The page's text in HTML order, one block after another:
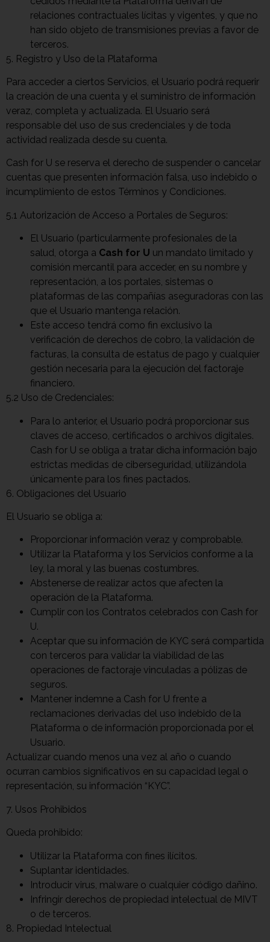
relaciones contractuales lícitas y vigentes, y que no
han sido objeto de transmisiones previas a favor de
terceros.
5. Registro y Uso de la Plataforma
Para acceder a ciertos Servicios, el Usuario podrá requerir
la creación de una cuenta y el suministro de información
veraz, completa y actualizada. El Usuario será
responsable del uso de sus credenciales y de toda
actividad realizada desde su cuenta.
Cash for U se reserva el derecho de suspender o cancelar
cuentas que presenten información falsa, uso indebido o
incumplimiento de estos Términos y Condiciones.
5.1 Autorización de Acceso a Portales de Seguros:
El Usuario (particularmente profesionales de la
salud, otorga a Cash for U un mandato limitado y
comisión mercantil para acceder, en su nombre y
representación, a los portales, sistemas o
plataformas de las compañías aseguradoras con las
que el Usuario mantenga relación.
Este acceso tendrá como fin exclusivo la
verificación de derechos de cobro, la validación de
facturas, la consulta de estatus de pago y cualquier
gestión necesaria para la ejecución del factoraje
financiero.
5.2 Uso de Credenciales:
Para lo anterior, el Usuario podrá proporcionar sus
claves de acceso, certificados o archivos digitales.
Cash for U se obliga a tratar dicha información bajo
estrictas medidas de ciberseguridad, utilizándola
únicamente para los fines pactados.
6. Obligaciones del Usuario
El Usuario se obliga a:
Proporcionar información veraz y comprobable.
Utilizar la Plataforma y los Servicios conforme a la
ley, la moral y las buenas costumbres.
Abstenerse de realizar actos que afecten la
operación de la Plataforma.
Cumplir con los Contratos celebrados con Cash for
U.
Aceptar que su información de KYC será compartida
con terceros para validar la viabilidad de las
operaciones de factoraje vinculadas a pólizas de
seguros.
Mantener indemne a Cash for U frente a
reclamaciones derivadas del uso indebido de la
Plataforma o de información proporcionada por el
Usuario.
Actualizar cuando menos una vez al año o cuando
ocurran cambios significativos en su capacidad legal o
representación, su información “KYC”.
7. Usos Prohibidos
Queda prohibido:
Utilizar la Plataforma con fines ilícitos.
Suplantar identidades.
Introducir virus, malware o cualquier código dañino.
Infringir derechos de propiedad intelectual de MIVT
o de terceros.
8. Propiedad Intelectual